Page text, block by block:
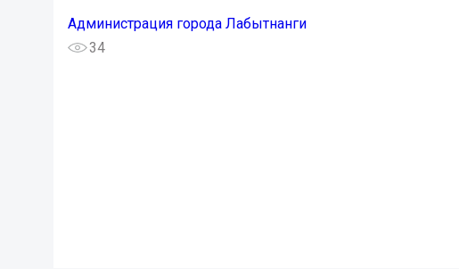
Администрация города Лабытнанги
34